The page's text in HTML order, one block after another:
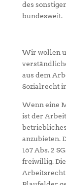
des
bundesweit.
Wir wollen
aus dem
Sozialrecht
Wenn eine
ist der
anzubieten.
167 Abs. 2
freiwillig.
Arbeitsrecht